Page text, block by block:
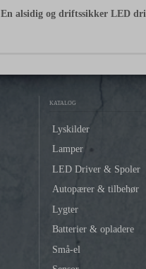
En alsidig og driftssikker LED
KATALOG
Lyskilder
Lamper
LED Driver & Spoler
Autopærer & tilbehør
Lygter
Batterier & opladere
Små-el